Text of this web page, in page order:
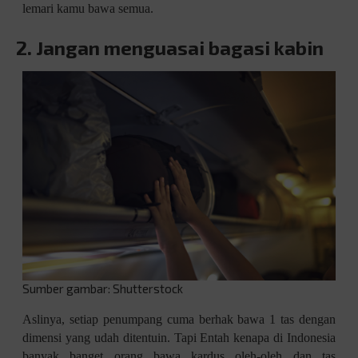
lemari kamu bawa semua.
2. Jangan menguasai bagasi kabin
Sumber gambar: Shutterstock
Aslinya, setiap penumpang cuma berhak bawa 1 tas dengan
dimensi yang udah ditentuin. Tapi Entah kenapa di Indonesia